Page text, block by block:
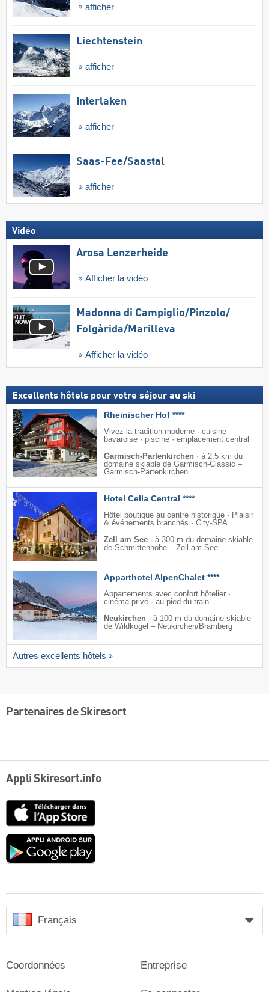
afficher
Liechtenstein
afficher
Interlaken
afficher
Saas-Fee/​Saastal
afficher
Vidéo
Arosa Lenzerheide
Afficher la vidéo
Madonna di Campiglio/​Pinzolo/​
Folgàrida/​Marilleva
Afficher la vidéo
Excellents hôtels pour votre séjour au ski
Rheinischer Hof ****
Vivez la tradition moderne · cuisine
bavaroise · piscine · emplacement central
Garmisch-Partenkirchen · à 2,5 km du
domaine skiable de Garmisch-Classic –
Garmisch-Partenkirchen
Hotel Cella Central ****
Hôtel boutique au centre historique · Plaisir
& événements branchés · City-SPA
Zell am See · à 300 m du domaine skiable
de Schmittenhöhe – Zell am See
Apparthotel AlpenChalet ****
Appartements avec confort hôtelier ·
cinéma privé · au pied du train
Neukirchen · à 100 m du domaine skiable
de Wildkogel – Neukirchen/​Bramberg
Autres excellents hôtels
Partenaires de Skiresort
Appli Skiresort.info
Google
Français
Coordonnées Entreprise